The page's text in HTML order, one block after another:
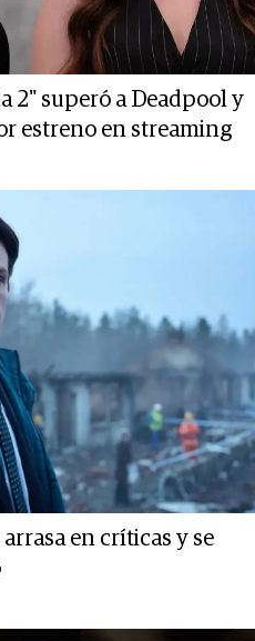
2" superó a Deadpool y
estreno en streaming
en críticas y se